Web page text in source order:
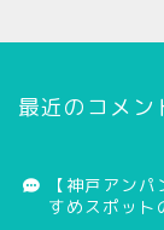
最近のコメン
【神戸アン
すめスポット